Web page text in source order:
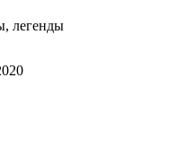
легенды